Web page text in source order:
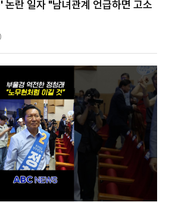
논란 일자 "남녀관계 언급하면 고소